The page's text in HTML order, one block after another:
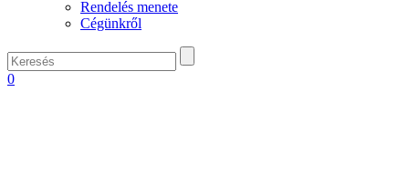
Rendelés menete
Cégünkről
0